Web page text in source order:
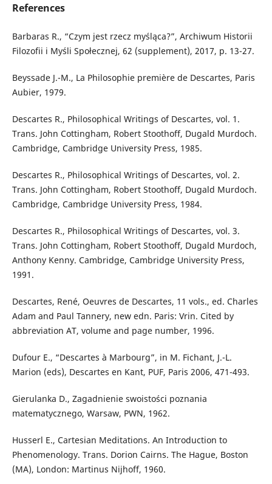
References
Barbaras R., “Czym jest rzecz myśląca?”, Archiwum Historii
Filozofii i Myśli Społecznej, 62 (supplement), 2017, p. 13-27.
Beyssade J.-M., La Philosophie première de Descartes, Paris
Aubier, 1979.
Descartes R., Philosophical Writings of Descartes, vol. 1.
Trans. John Cottingham, Robert Stoothoff, Dugald Murdoch.
Cambridge, Cambridge University Press, 1985.
Descartes R., Philosophical Writings of Descartes, vol. 2.
Trans. John Cottingham, Robert Stoothoff, Dugald Murdoch.
Cambridge, Cambridge University Press, 1984.
Descartes R., Philosophical Writings of Descartes, vol. 3.
Trans. John Cottingham, Robert Stoothoff, Dugald Murdoch,
Anthony Kenny. Cambridge, Cambridge University Press,
1991.
Descartes, René, Oeuvres de Descartes, 11 vols., ed. Charles
Adam and Paul Tannery, new edn. Paris: Vrin. Cited by
abbreviation AT, volume and page number, 1996.
Dufour E., “Descartes à Marbourg”, in M. Fichant, J.-L.
Marion (eds), Descartes en Kant, PUF, Paris 2006, 471-493.
Gierulanka D., Zagadnienie swoistości poznania
matematycznego, Warsaw, PWN, 1962.
Husserl E., Cartesian Meditations. An Introduction to
Phenomenology. Trans. Dorion Cairns. The Hague, Boston
(MA), London: Martinus Nijhoff, 1960.